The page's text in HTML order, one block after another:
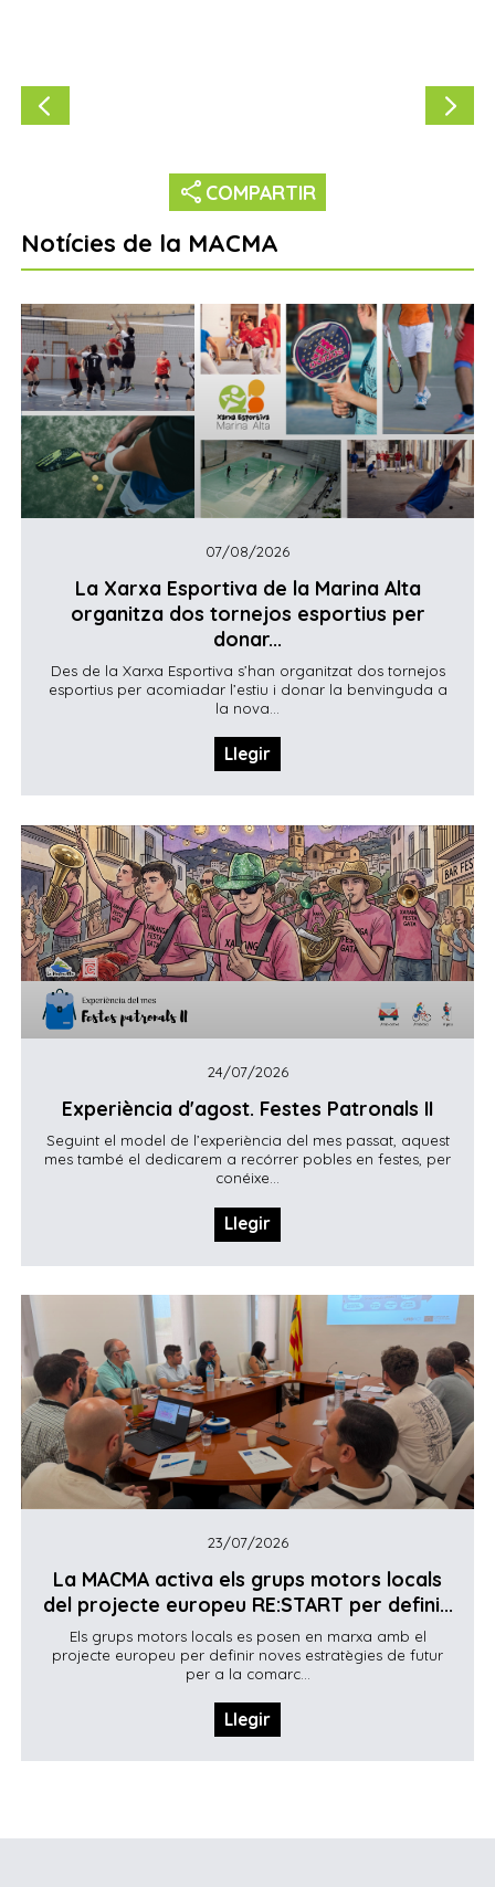
share COMPARTIR
Notícies de la MACMA
07/08/2026
La Xarxa Esportiva de la Marina Alta
organitza dos tornejos esportius per
donar...
Des de la Xarxa Esportiva s’han organitzat dos tornejos
esportius per acomiadar l’estiu i donar la benvinguda a
la nova...
Llegir
24/07/2026
Experiència d'agost. Festes Patronals II
Seguint el model de l’experiència del mes passat, aquest
mes també el dedicarem a recórrer pobles en festes, per
conéixe...
Llegir
23/07/2026
La MACMA activa els grups motors locals
del projecte europeu RE:START per defini...
Els grups motors locals es posen en marxa amb el
projecte europeu per definir noves estratègies de futur
per a la comarc...
Llegir